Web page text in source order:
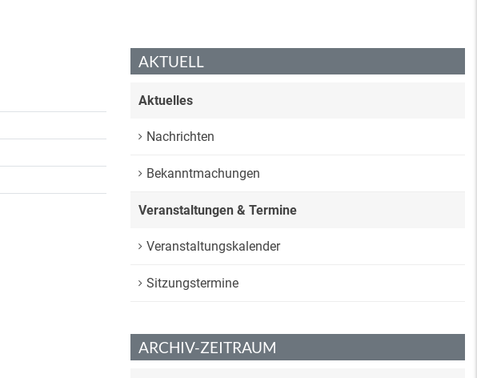
AKTUELL
Aktuelles
Nachrichten
Bekanntmachungen
Veranstaltungen & Termine
Veranstaltungskalender
Sitzungstermine
ARCHIV-ZEITRAUM